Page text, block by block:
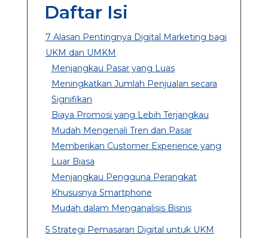
Daftar Isi
7 Alasan Pentingnya Digital Marketing bagi
UKM dan UMKM
Menjangkau Pasar yang Luas
Meningkatkan Jumlah Penjualan secara
Signifikan
Biaya Promosi yang Lebih Terjangkau
Mudah Mengenali Tren dan Pasar
Memberikan Customer Experience yang
Luar Biasa
Menjangkau Pengguna Perangkat
Khususnya Smartphone
Mudah dalam Menganalisis Bisnis
5 Strategi Pemasaran Digital untuk UKM